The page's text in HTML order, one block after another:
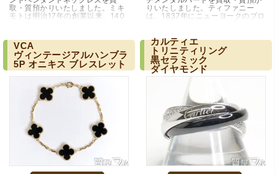
（大阪市東淀川区）出来るだけ安く買取られるのかな…?と
いう不安が最初は有りましたが、面倒な営業トークも一切
なく安心して任せられました。 ありがとうございます。
取・質預かりいたしました。ミキ
モトは明治17年の創業以来、140
ています。真珠養殖…（兵庫・西
宮/神戸市）
りいたしました。ティファニー
は、1837年にニューヨークのブロ
具や装飾品を扱う…（大阪・箕面
市）
VCA
ヴィンテージアルハンブラ
5P オニキス ブレスレット
カルティエ
トリニティリング
黒セラミック
ダイヤモンド